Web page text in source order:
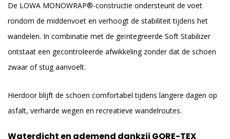
De LOWA MONOWRAP®-constructie ondersteunt de voet
rondom de middenvoet en verhoogt de stabiliteit tijdens het
wandelen. In combinatie met de geïntegreerde Soft Stabilizer
ontstaat een gecontroleerde afwikkeling zonder dat de schoen
zwaar of stug aanvoelt.
Hierdoor blijft de schoen comfortabel tijdens langere dagen op
asfalt, verharde wegen en recreatieve wandelroutes.
Waterdicht en ademend dankzij GORE-TEX